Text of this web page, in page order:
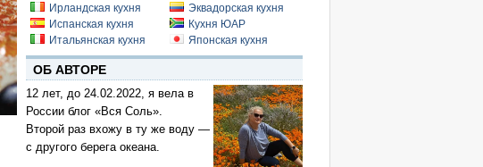
Ирландская кухня
Испанская кухня
Итальянская кухня
Эквадорская кухня
Кухня ЮАР
Японская кухня
ОБ АВТОРЕ
12 лет, до 24.02.2022, я вела в
России блог «Вся Соль».
Второй раз вхожу в ту же воду —
с другого берега океана.